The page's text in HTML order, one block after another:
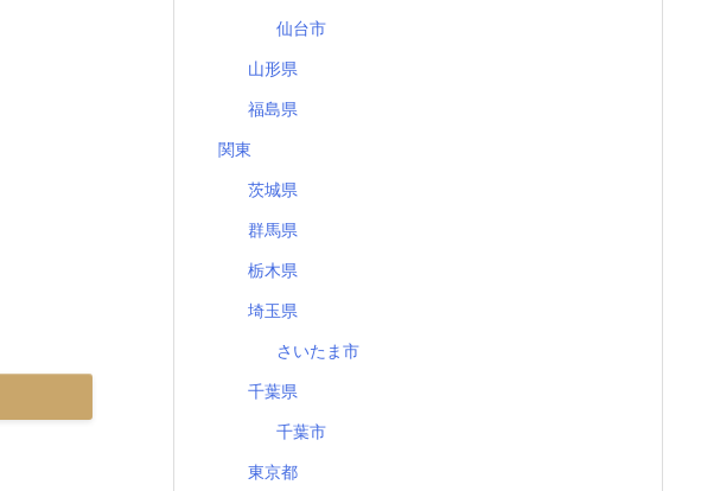
仙台市
山形県
福島県
関東
茨城県
群馬県
栃木県
埼玉県
さいたま市
千葉県
千葉市
東京都